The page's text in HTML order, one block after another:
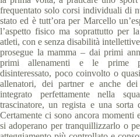
frequentato solo corsi individuali di
stato ed è tutt’ora per Marcello
l’aspetto fisico ma soprattutto per
atleti, con e senza disabilità
prosegue la mamma – dai primi
primi allenamenti e le prime
disinteressato, poco coinvolto o
allenatori, dei partner e anche
integrato perfettamente nella
trascinatore, un regista e una
Certamente ci sono ancora
si adoperano per tranquillizzarlo o